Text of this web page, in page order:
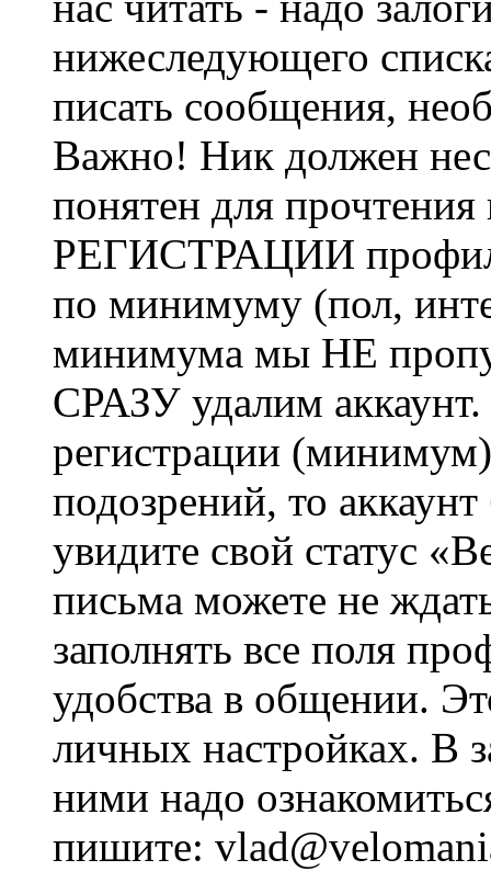
нижеследующего
писать сообщения,
Важно! Ник должен
понятен для
РЕГИСТРАЦИИ профиль
по минимуму (пол,
минимума мы НЕ
СРАЗУ удалим
регистрации
подозрений, то
увидите свой статус
письма можете не
заполнять все поля
удобства в общении.
личных настройках. В
ними надо
пишите: